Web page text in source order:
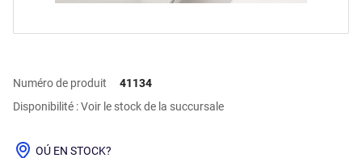
Numéro de produit
41134
Disponibilité : Voir le stock de la succursale
OÚ EN STOCK?